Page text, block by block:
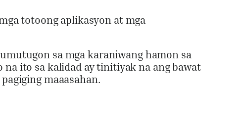
totoong aplikasyon at mga
sa mga karaniwang hamon sa
na ito sa kalidad ay tinitiyak na ang bawat
maaasahan.